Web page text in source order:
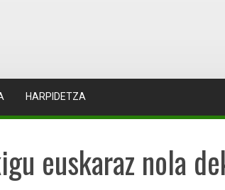
HARPIDETZA
euskaraz nola